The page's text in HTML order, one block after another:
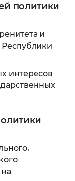
политики
и
Республики
интересов